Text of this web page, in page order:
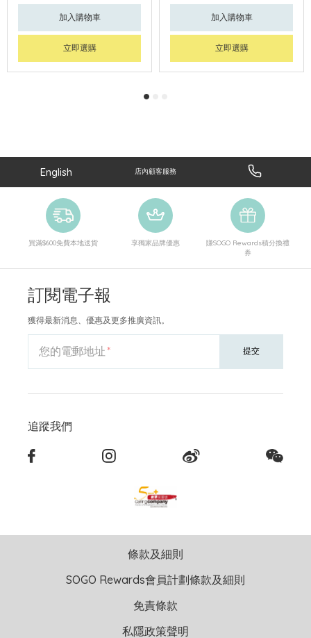
加入購物車
立即選購
加入購物車
立即選購
English 店內顧客服務
買滿$600免費本地送貨 享獨家品牌優惠
賺SOGO Rewards積分換禮
券
訂閱電子報
獲得最新消息、優惠及更多推廣資訊。
您的電郵地址 提交
追蹤我們
條款及細則
SOGO Rewards會員計劃條款及細則
免責條款
私隱政策聲明